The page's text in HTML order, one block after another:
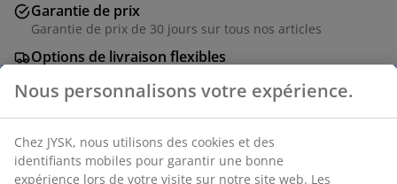
Garantie de prix
Garantie de prix de 30 jours sur tous nos articles
Options de livraison flexibles
RÉFÉRENCE: 6871744
Nous personnalisons votre expérience.
Chez JYSK, nous utilisons des cookies et des
identifiants mobiles pour garantir une bonne
expérience lors de votre visite sur notre site web. Les